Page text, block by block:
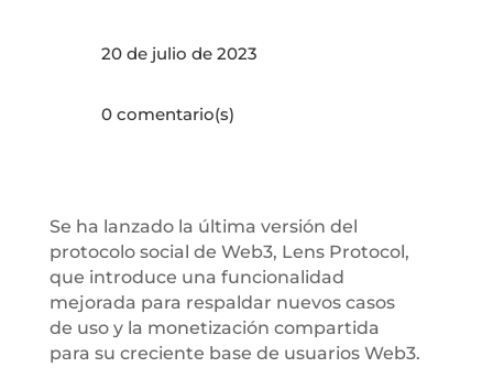
20 de julio de 2023
0 comentario(s)
Se ha lanzado la última versión del
protocolo social de Web3, Lens Protocol,
que introduce una funcionalidad
mejorada para respaldar nuevos casos
de uso y la monetización compartida
para su creciente base de usuarios Web3.